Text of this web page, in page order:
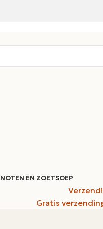
NOTEN EN ZOETSOEP
Gratis